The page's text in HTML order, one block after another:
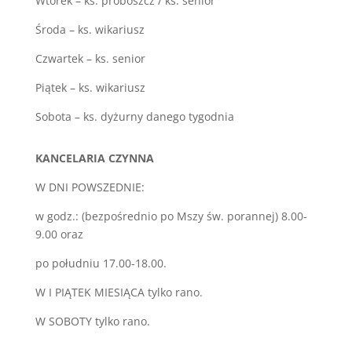
Środa – ks. wikariusz
Czwartek – ks. senior
Piątek – ks. wikariusz
Sobota – ks. dyżurny danego tygodnia
KANCELARIA CZYNNA
W DNI POWSZEDNIE:
w godz.: (bezpośrednio po Mszy św. porannej) 8.00-
9.00 oraz
po południu 17.00-18.00.
W I PIĄTEK MIESIĄCA tylko rano.
W SOBOTY tylko rano.